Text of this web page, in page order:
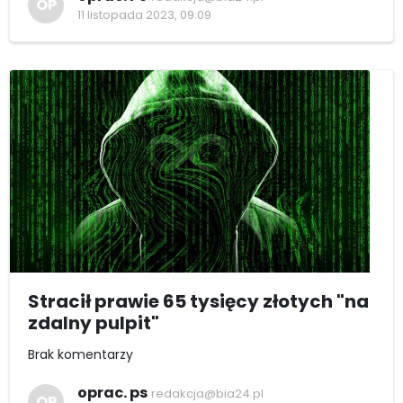
OP
11 listopada 2023, 09:09
Stracił prawie 65 tysięcy złotych "na
zdalny pulpit"
Brak komentarzy
oprac. ps redakcja@bia24.pl